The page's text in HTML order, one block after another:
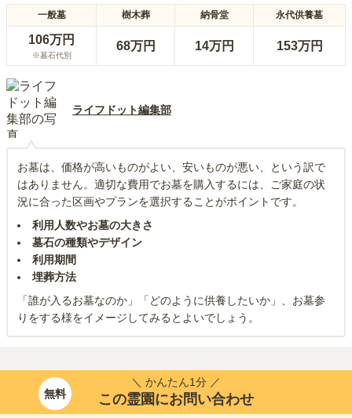
一般墓 樹木葬 納骨堂 永代供養墓
106万円
※墓石代別
68万円 14万円 153万円
ライフドット編集部
お墓は、価格が高いものがよい、安いものが悪い、という訳で
はありません。適切な費用でお墓を購入するには、ご家庭の状
況に合った区画やプランを選択することがポイントです。
利用人数やお墓の大きさ
墓石の種類やデザイン
利用期間
埋葬方法
「誰が入るお墓なのか」「どのように供養したいか」、お墓参
りをする様をイメージしてみるとよいでしょう。
無料
＼ かんたん1分 ／
この霊園にお問い合わせ